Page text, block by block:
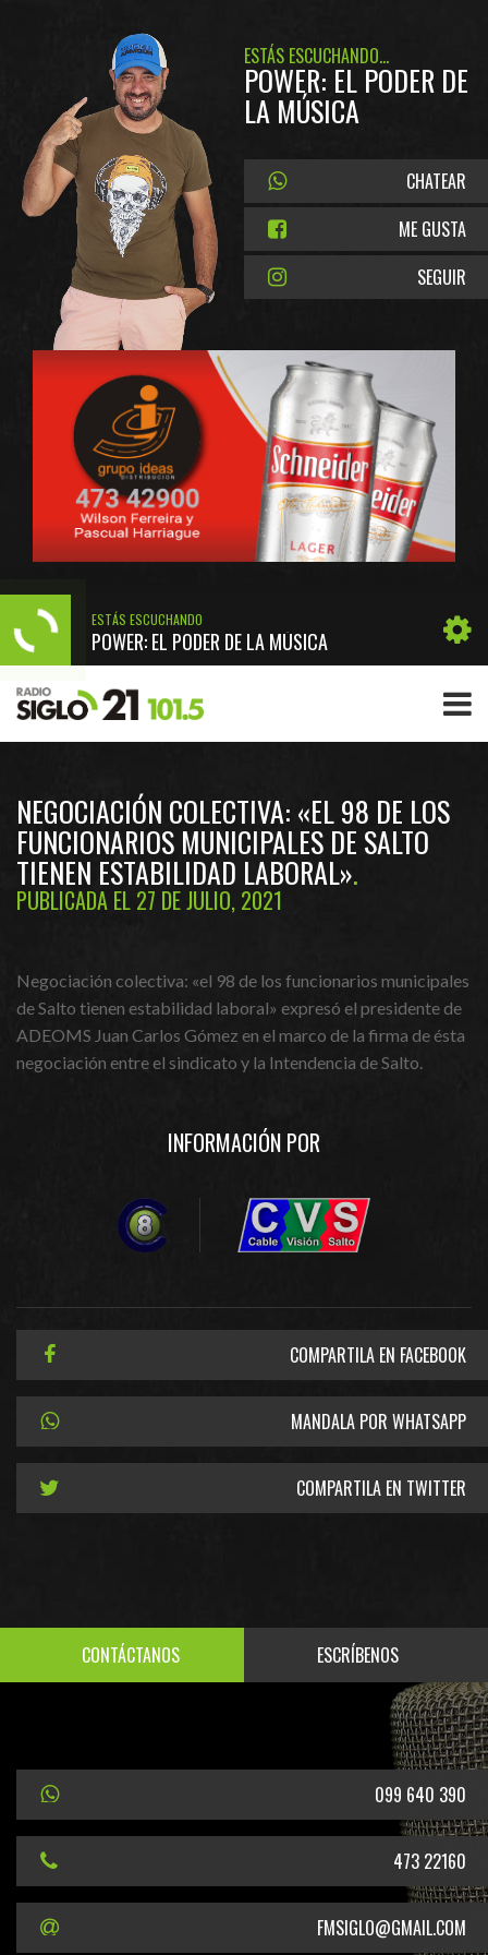
ESTÁS ESCUCHANDO...
POWER: EL PODER DE
LA MÚSICA
CHATEAR
ME GUSTA
SEGUIR
ESTÁS ESCUCHANDO
POWER: EL PODER DE LA MÚSICA
NEGOCIACIÓN COLECTIVA: «EL 98 DE LOS
FUNCIONARIOS MUNICIPALES DE SALTO
TIENEN ESTABILIDAD LABORAL»
PUBLICADA EL 27 DE JULIO, 2021
Negociación colectiva: «el 98 de los funcionarios municipales
de Salto tienen estabilidad laboral» expresó el presidente de
ADEOMS Juan Carlos Gómez en el marco de la firma de ésta
negociación entre el sindicato y la Intendencia de Salto.
INFORMACIÓN POR
COMPARTILA EN FACEBOOK
MANDALA POR WHATSAPP
COMPARTILA EN TWITTER
CONTÁCTANOS ESCRÍBENOS
099 640 390
473 22160
FMSIGLO@GMAIL.COM